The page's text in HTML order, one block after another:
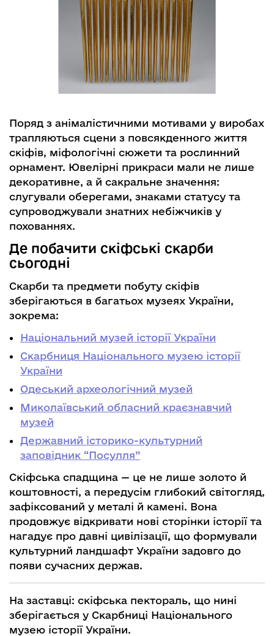
Поряд з анімалістичними мотивами у виробах
трапляються сцени з повсякденного життя
скіфів, міфологічні сюжети та рослинний
орнамент. Ювелірні прикраси мали не лише
декоративне, а й сакральне значення:
слугували оберегами, знаками статусу та
супроводжували знатних небіжчиків у
похованнях.
Де побачити скіфські скарби
сьогодні
Скарби та предмети побуту скіфів
зберігаються в багатьох музеях України,
зокрема:
Національний музей історії України
Скарбниця Національного музею історії
України
Одеський археологічний музей
Миколаївський обласний краєзнавчий
музей
Державний історико-культурний
заповідник “Посулля”
Скіфська спадщина — це не лише золото й
коштовності, а передусім глибокий світогляд,
зафіксований у металі й камені. Вона
продовжує відкривати нові сторінки історії та
нагадує про давні цивілізації, що формували
культурний ландшафт України задовго до
появи сучасних держав.
На заставці: скіфська пектораль, що нині
зберігається у Скарбниці Національного
музею історії України.